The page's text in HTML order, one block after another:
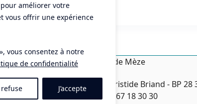
améliorer votre
vous offrir une expérience
vous consentez à notre
de confidentialité
refuse J’accepte
Mairie de Mèze
Place Aristide Briand - BP 28
Tél : 04 67 18 30 30